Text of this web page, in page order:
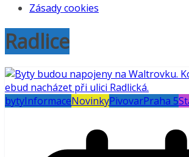
Zásady cookies
Radlice
bytyInformaceNovinkyPivovarPraha 5